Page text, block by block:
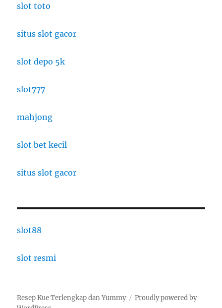
slot toto
situs slot gacor
slot depo 5k
slot777
mahjong
slot bet kecil
situs slot gacor
slot88
slot resmi
Resep Kue Terlengkap dan Yummy
Proudly powered by